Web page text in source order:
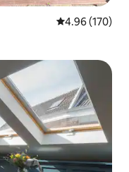
평점 4.96점(5
4.96 (170)